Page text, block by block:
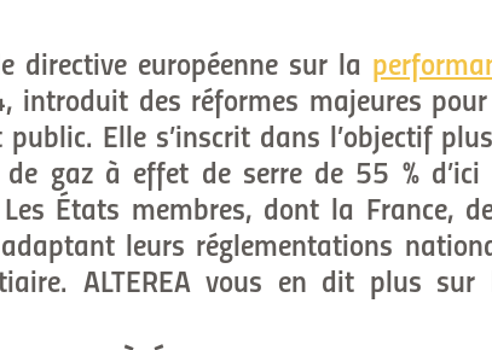
directive européenne sur la
introduit des réformes majeures
Elle s’inscrit dans l’objectif
de gaz à effet de serre de 55 %
Les États membres, dont la France,
leurs réglementations
ALTEREA vous en dit plus